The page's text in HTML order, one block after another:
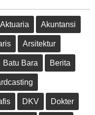
Aktuaria Akuntansi
Arsitektur
Batu Bara Berita
DKV Dokter